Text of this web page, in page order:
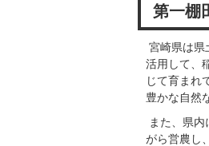
第一棚
宮崎県は県
活用して、
じて育まれ
豊かな自然
また、県
がら営農し